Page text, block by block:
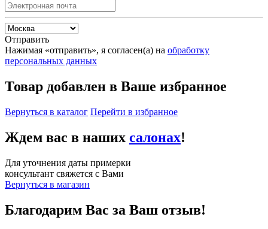
Отправить
Нажимая «отправить», я согласен(а) на обработку
персональных данных
Товар добавлен в Ваше избранное
Вернуться в каталог Перейти в избранное
Ждем вас в наших салонах!
Для уточнения даты примерки
консультант свяжется с Вами
Вернуться в магазин
Благодарим Вас за Ваш отзыв!